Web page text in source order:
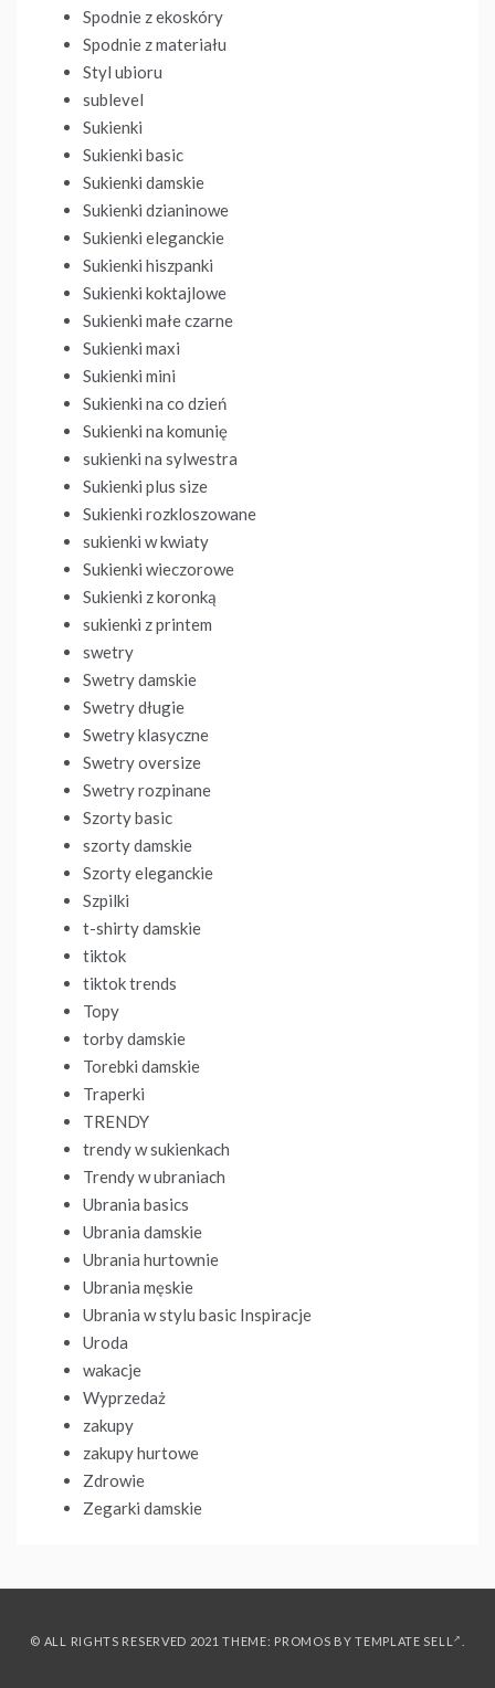
Spodnie z ekoskóry
Spodnie z materiału
Styl ubioru
sublevel
Sukienki
Sukienki basic
Sukienki damskie
Sukienki dzianinowe
Sukienki eleganckie
Sukienki hiszpanki
Sukienki koktajlowe
Sukienki małe czarne
Sukienki maxi
Sukienki mini
Sukienki na co dzień
Sukienki na komunię
sukienki na sylwestra
Sukienki plus size
Sukienki rozkloszowane
sukienki w kwiaty
Sukienki wieczorowe
Sukienki z koronką
sukienki z printem
swetry
Swetry damskie
Swetry długie
Swetry klasyczne
Swetry oversize
Swetry rozpinane
Szorty basic
szorty damskie
Szorty eleganckie
Szpilki
t-shirty damskie
tiktok
tiktok trends
Topy
torby damskie
Torebki damskie
Traperki
TRENDY
trendy w sukienkach
Trendy w ubraniach
Ubrania basics
Ubrania damskie
Ubrania hurtownie
Ubrania męskie
Ubrania w stylu basic Inspiracje
Uroda
wakacje
Wyprzedaż
zakupy
zakupy hurtowe
Zdrowie
Zegarki damskie
© ALL RIGHTS RESERVED 2021 THEME: PROMOS BYTEMPLATE SELL